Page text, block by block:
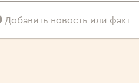
Добавить новость или факт